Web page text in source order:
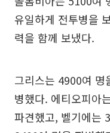
유일하게 전투병을
력을 함께 보냈다.
그리스는 4900여
병했다. 에티오피아
파견했고, 벨기에는